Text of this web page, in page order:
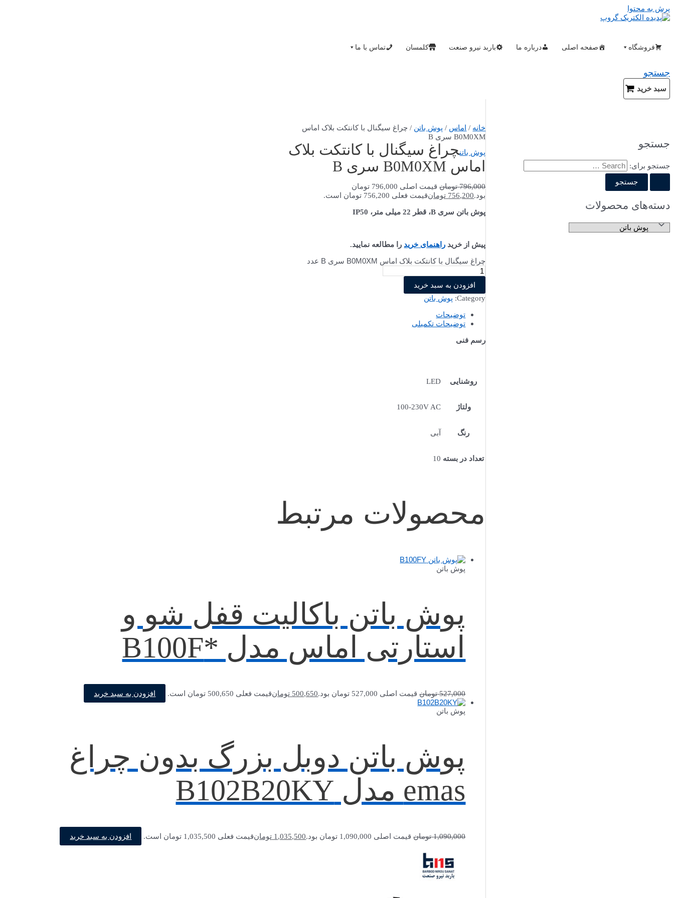
پرش به محتوا
فروشگاه صفحه اصلی درباره ما باربد نیرو صنعت کلمسان تماس با ما
جستجو
سبد خرید
جستجو
جستجو برای:
دسته‌های محصولات
خانه / اماس / پوش باتن / چراغ سیگنال با کانتکت بلاک اماس
B0M0XM سری B
پوش باتنچراغ سیگنال با کانتکت بلاک
اماس B0M0XM سری B
796,000 تومان
قیمت اصلی 796,000 تومان
بود.756,200 تومانقیمت فعلی 756,200 تومان است.
پوش باتن سری B، قطر 22 میلی متر، IP50
پیش از خرید راهنمای خرید را مطالعه نمایید.
چراغ سیگنال با کانتکت بلاک اماس B0M0XM سری B عدد
افزودن به سبد خرید
Category: پوش باتن
توضیحات
توضیحات تکمیلی
رسم فنی
روشنایی LED
ولتاژ 100-230V AC
رنگ آبی
تعداد در بسته 10
محصولات مرتبط
پوش باتن
پوش باتن باکالیت قفل شو و
استارتی اماس مدل *B100F
527,000 تومان قیمت اصلی 527,000 تومان بود. 500,650 تومانقیمت فعلی 500,650 تومان است. افزودن به سبد خرید
پوش باتن
پوش باتن دوبل بزرگ بدون چراغ
emas مدل B102B20KY
1,090,000 تومان قیمت اصلی 1,090,000 تومان بود. 1,035,500 تومانقیمت فعلی 1,035,500 تومان است. افزودن به سبد خرید